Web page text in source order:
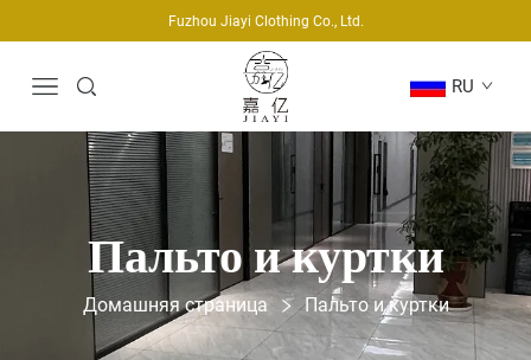
Fuzhou Jiayi Clothing Co., Ltd.
RU
Пальто и куртки
Домашняя страница Пальто и куртки